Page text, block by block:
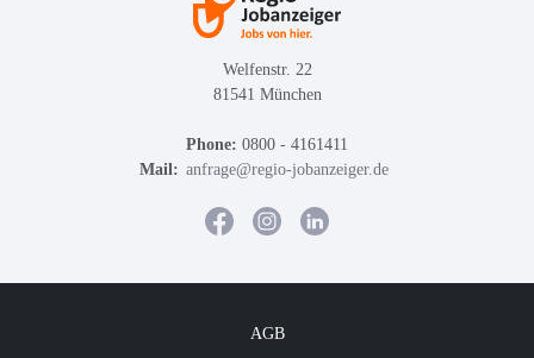
Welfenstr. 22
81541 München
Phone: 0800 - 4161411
Mail: anfrage@regio-jobanzeiger.de
AGB